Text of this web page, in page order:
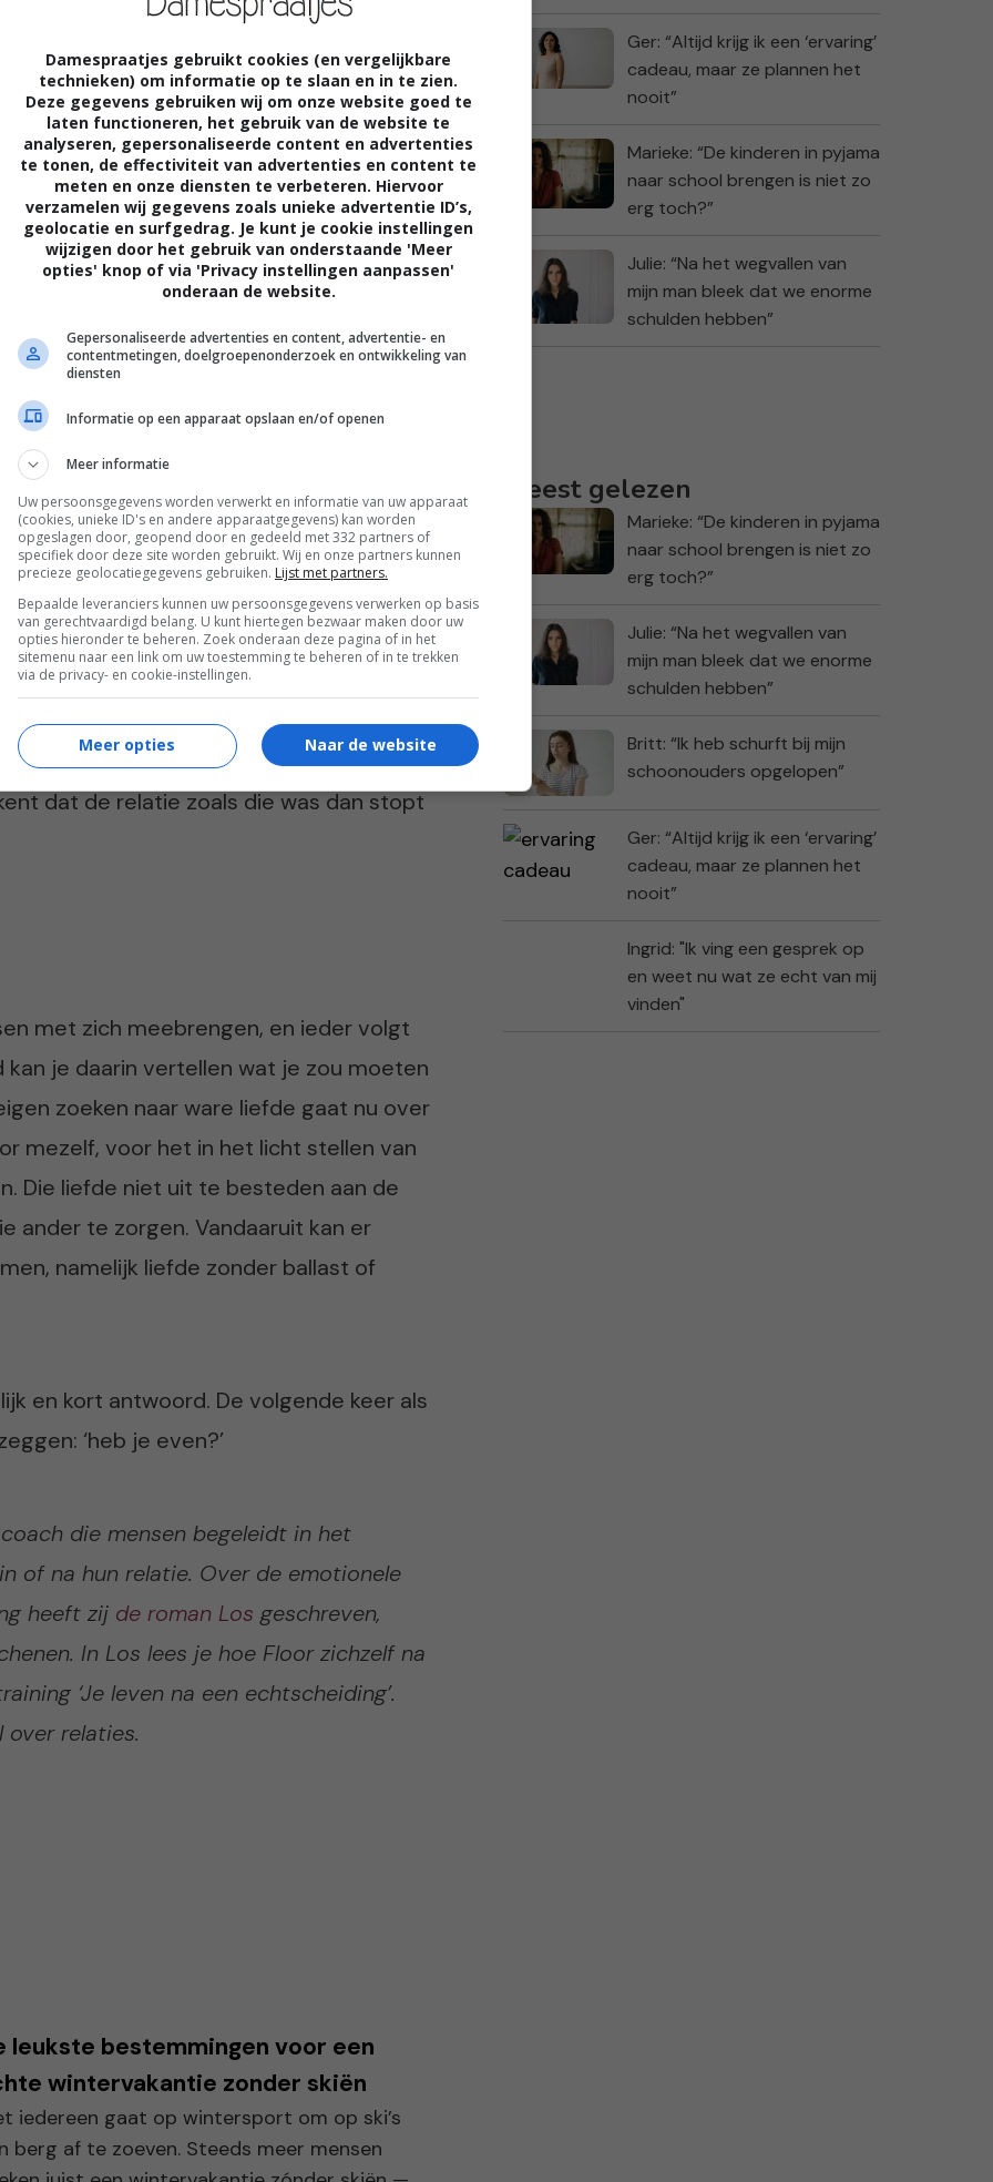
antwoorden of betekenissen vind is
en boven jezelf ligt. Het klinkt super
Ik heb die liefde gekend en
liefde verder.
of voorwaarden. Bij ware liefde hoef
liefde is groter dan alleen de relatie
polyamorie, dus dat je met meer dan
meerwaarde aan het delen van
op het grotere verband, omdat ware
elkaar laat gaan om ieder verder je
niet meer naast elkaar passen. Als
vanwege de liefde, betekent dat dus in
van je eigen doel. Natuurlijk is het
in het leven. Maar wanneer dat niet
wegcijferen en genoegen nemen met
van allebei en elkaar ruimte geven ieders
dat de relatie zoals die was dan stopt
met zich meebrengen, en ieder volgt
kan je daarin vertellen wat je zou moeten
zoeken naar ware liefde gaat nu over
mezelf, voor het in het licht stellen van
Die liefde niet uit te besteden aan de
ander te zorgen. Vandaaruit kan er
namelijk liefde zonder ballast of
en kort antwoord. De volgende keer als
‘heb je even?’
die mensen begeleidt in het
of na hun relatie. Over de emotionele
heeft zij de roman Los geschreven,
In Los lees je hoe Floor zichzelf na
‘Je leven na een echtscheiding’.
over relaties.
leukste bestemmingen voor een
wintervakantie zonder skiën
iedereen gaat op wintersport om op ski’s
berg af te zoeven. Steeds meer mensen
Ger: “Altijd krijg ik een ‘ervaring’
cadeau, maar ze plannen het
nooit”
Marieke: “De kinderen in pyjama
naar school brengen is niet zo
erg toch?”
Julie: “Na het wegvallen van
mijn man bleek dat we enorme
schulden hebben”
Meest gelezen
Marieke: “De kinderen in pyjama
naar school brengen is niet zo
erg toch?”
Julie: “Na het wegvallen van
mijn man bleek dat we enorme
schulden hebben”
Britt: “Ik heb schurft bij mijn
schoonouders opgelopen”
Ger: “Altijd krijg ik een ‘ervaring’
cadeau, maar ze plannen het
nooit”
Ingrid: "Ik ving een gesprek op
en weet nu wat ze echt van mij
vinden"
Damespraatjes gebruikt cookies (en vergelijkbare
technieken) om informatie op te slaan en in te zien.
Deze gegevens gebruiken wij om onze website goed te
laten functioneren, het gebruik van de website te
analyseren, gepersonaliseerde content en advertenties
te tonen, de effectiviteit van advertenties en content te
meten en onze diensten te verbeteren. Hiervoor
verzamelen wij gegevens zoals unieke advertentie ID’s,
geolocatie en surfgedrag. Je kunt je cookie instellingen
wijzigen door het gebruik van onderstaande 'Meer
opties' knop of via 'Privacy instellingen aanpassen'
onderaan de website.
Gepersonaliseerde advertenties en content, advertentie- en
contentmetingen, doelgroepenonderzoek en ontwikkeling van
diensten
Informatie op een apparaat opslaan en/of openen
Meer informatie
Uw persoonsgegevens worden verwerkt en informatie van uw apparaat
(cookies, unieke ID's en andere apparaatgegevens) kan worden
opgeslagen door, geopend door en gedeeld met 332 partners of
specifiek door deze site worden gebruikt. Wij en onze partners kunnen
precieze geolocatiegegevens gebruiken. Lijst met partners.
Bepaalde leveranciers kunnen uw persoonsgegevens verwerken op basis
van gerechtvaardigd belang. U kunt hiertegen bezwaar maken door uw
opties hieronder te beheren. Zoek onderaan deze pagina of in het
sitemenu naar een link om uw toestemming te beheren of in te trekken
via de privacy- en cookie-instellingen.
Naar de website
Meer opties